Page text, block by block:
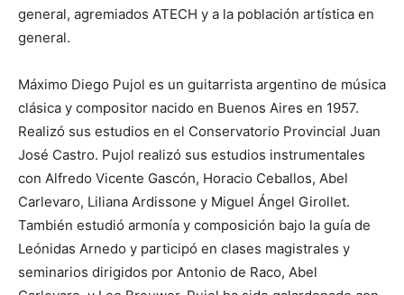
general, agremiados ATECH y a la población artística en
general.
Máximo Diego Pujol es un guitarrista argentino de música
clásica y compositor nacido en Buenos Aires en 1957.
Realizó sus estudios en el Conservatorio Provincial Juan
José Castro. Pujol realizó sus estudios instrumentales
con Alfredo Vicente Gascón, Horacio Ceballos, Abel
Carlevaro, Liliana Ardissone y Miguel Ángel Girollet.
También estudió armonía y composición bajo la guía de
Leónidas Arnedo y participó en clases magistrales y
seminarios dirigidos por Antonio de Raco, Abel